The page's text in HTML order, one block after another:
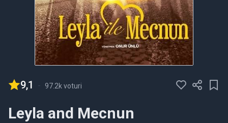
9,1 - 97.2k voturi
Leyla and Mecnun